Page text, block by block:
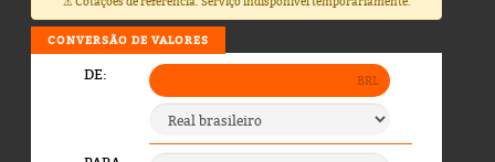
CONVERSÃO DE VALORES